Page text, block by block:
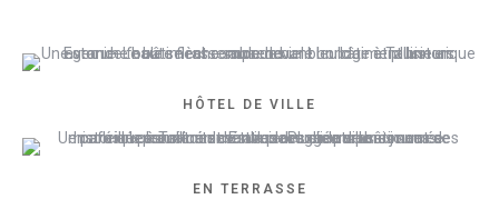
HÔTEL DE VILLE
EN TERRASSE